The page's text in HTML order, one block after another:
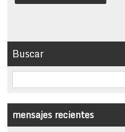
Buscar
mensajes recientes